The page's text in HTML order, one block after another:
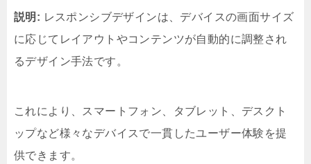
説明: レスポンシブデザインは、デバイスの画面サイズ
に応じてレイアウトやコンテンツが自動的に調整され
るデザイン手法です。
これにより、スマートフォン、タブレット、デスクト
ップなど様々なデバイスで一貫したユーザー体験を提
供できます。